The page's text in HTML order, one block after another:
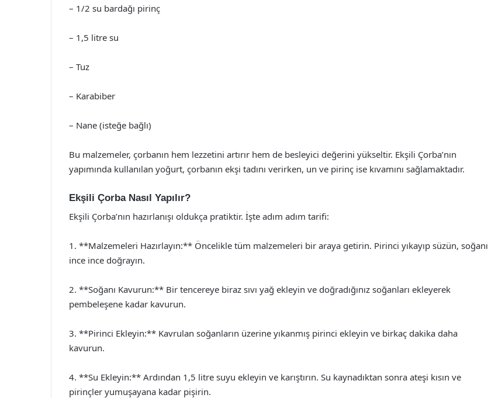
– 1/2 su bardağı pirinç
– 1,5 litre su
– Tuz
– Karabiber
– Nane (isteğe bağlı)
Bu malzemeler, çorbanın hem lezzetini artırır hem de besleyici değerini yükseltir. Ekşili Çorba’nın
yapımında kullanılan yoğurt, çorbanın ekşi tadını verirken, un ve pirinç ise kıvamını sağlamaktadır.
Ekşili Çorba Nasıl Yapılır?
Ekşili Çorba’nın hazırlanışı oldukça pratiktir. İşte adım adım tarifi:
1. **Malzemeleri Hazırlayın:** Öncelikle tüm malzemeleri bir araya getirin. Pirinci yıkayıp süzün, soğanı
ince ince doğrayın.
2. **Soğanı Kavurun:** Bir tencereye biraz sıvı yağ ekleyin ve doğradığınız soğanları ekleyerek
pembeleşene kadar kavurun.
3. **Pirinci Ekleyin:** Kavrulan soğanların üzerine yıkanmış pirinci ekleyin ve birkaç dakika daha
kavurun.
4. **Su Ekleyin:** Ardından 1,5 litre suyu ekleyin ve karıştırın. Su kaynadıktan sonra ateşi kısın ve
pirinçler yumuşayana kadar pişirin.